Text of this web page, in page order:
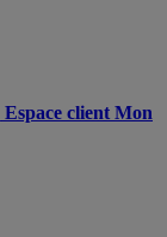
Espace client Mon